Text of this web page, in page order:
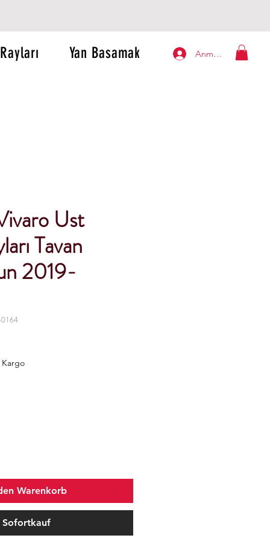
Anmelden
Yan Basamak
Ust
Tavan
2019-
Kargo
Warenkorb
Sofortkauf